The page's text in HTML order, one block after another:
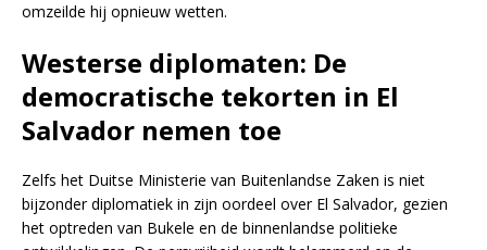
omzeilde hij opnieuw wetten.
Westerse diplomaten: De
democratische tekorten in El
Salvador nemen toe
Zelfs het Duitse Ministerie van Buitenlandse Zaken is niet
bijzonder diplomatiek in zijn oordeel over El Salvador, gezien
het optreden van Bukele en de binnenlandse politieke